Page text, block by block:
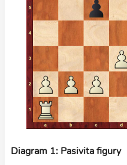
Diagram 1: Pasivita figury